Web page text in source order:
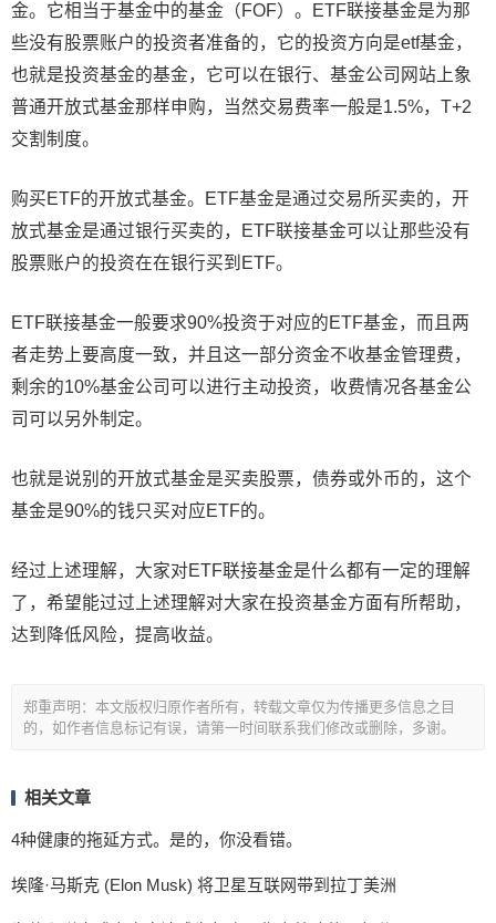
金。它相当于基金中的基金（FOF）。ETF联接基金是为那
些没有股票账户的投资者准备的，它的投资方向是etf基金，
也就是投资基金的基金，它可以在银行、基金公司网站上象
普通开放式基金那样申购，当然交易费率一般是1.5%，T+2
交割制度。
购买ETF的开放式基金。ETF基金是通过交易所买卖的，开
放式基金是通过银行买卖的，ETF联接基金可以让那些没有
股票账户的投资在在银行买到ETF。
ETF联接基金一般要求90%投资于对应的ETF基金，而且两
者走势上要高度一致，并且这一部分资金不收基金管理费，
剩余的10%基金公司可以进行主动投资，收费情况各基金公
司可以另外制定。
也就是说别的开放式基金是买卖股票，债券或外币的，这个
基金是90%的钱只买对应ETF的。
经过上述理解，大家对ETF联接基金是什么都有一定的理解
了，希望能过过上述理解对大家在投资基金方面有所帮助，
达到降低风险，提高收益。
郑重声明：本文版权归原作者所有，转载文章仅为传播更多信息之目
的，如作者信息标记有误，请第一时间联系我们修改或删除，多谢。
相关文章
4种健康的拖延方式。是的，你没看错。
埃隆·马斯克 (Elon Musk) 将卫星互联网带到拉丁美洲